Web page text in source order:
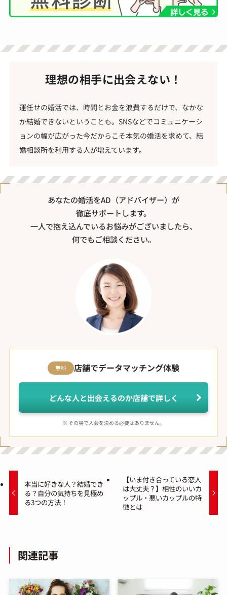
理想の相手に出会えない！
運任せの婚活では、時間とお金を浪費するだけで、なかな
か結婚できないということも。SNSなどでコミュニケーシ
ョンの幅が広がった今だからこそ本気の婚活を求めて、結
婚相談所を利用する人が増えています。
あなたの婚活をAD（アドバイザー）が
徹底サポートします。
一人で抱え込んでいるお悩みがございましたら、
何でもご相談ください。
無料 店舗でデータマッチング体験
どんな人と出会えるのか店舗で詳しく
※ その場で入会を決める必要はありません。
本当に好きな人？結婚でき
る？自分の気持ちを見極め
る3つの方法！
【いま付き合っている恋人
は大丈夫？】相性のいいカ
ップル・悪いカップルの特
徴とは
関連記事